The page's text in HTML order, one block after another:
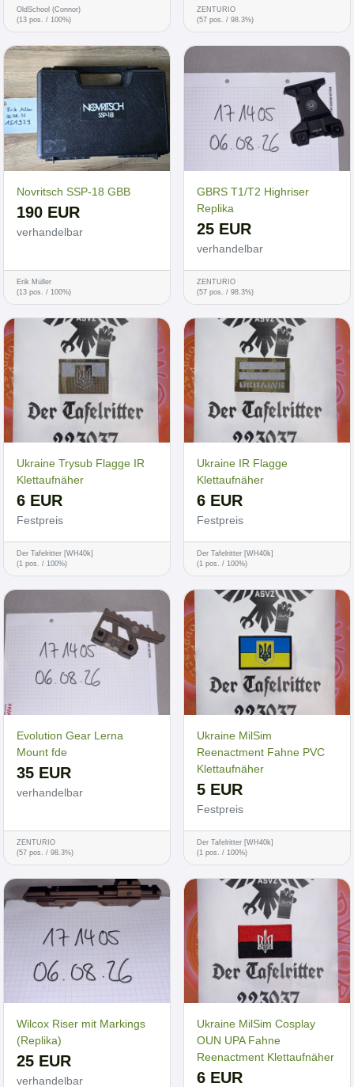
OldSchool (Connor)
(13 pos. / 100%)
ZENTURIO
(57 pos. / 98.3%)
Novritsch SSP-18 GBB
190 EUR
verhandelbar
Erik Müller
(13 pos. / 100%)
GBRS T1/T2 Highriser
Replika
25 EUR
verhandelbar
ZENTURIO
(57 pos. / 98.3%)
Ukraine Trysub Flagge IR
Klettaufnäher
6 EUR
Festpreis
Der Tafelritter [WH40k]
(1 pos. / 100%)
Ukraine IR Flagge
Klettaufnäher
6 EUR
Festpreis
Der Tafelritter [WH40k]
(1 pos. / 100%)
Evolution Gear Lerna
Mount fde
35 EUR
verhandelbar
ZENTURIO
(57 pos. / 98.3%)
Ukraine MilSim
Reenactment Fahne PVC
Klettaufnäher
5 EUR
Festpreis
Der Tafelritter [WH40k]
(1 pos. / 100%)
Wilcox Riser mit Markings
(Replika)
25 EUR
verhandelbar
Ukraine MilSim Cosplay
OUN UPA Fahne
Reenactment Klettaufnäher
6 EUR